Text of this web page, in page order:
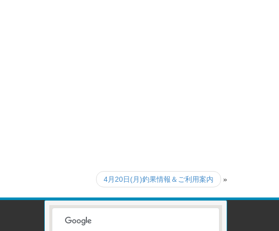
4月20日(月)釣果情報＆ご利用案内 »